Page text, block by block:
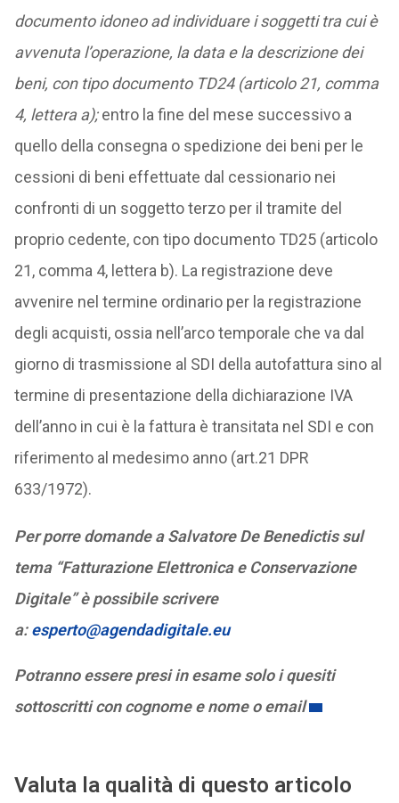
documento idoneo ad individuare i soggetti tra cui è
avvenuta l’operazione, la data e la descrizione dei
beni, con tipo documento TD24 (articolo 21, comma
4, lettera a);entro la fine del mese successivo a
quello della consegna o spedizione dei beni per le
cessioni di beni effettuate dal cessionario nei
confronti di un soggetto terzo per il tramite del
proprio cedente, con tipo documento TD25 (articolo
21, comma 4, lettera b). La registrazione deve
avvenire nel termine ordinario per la registrazione
degli acquisti, ossia nell’arco temporale che va dal
giorno di trasmissione al SDI della autofattura sino al
termine di presentazione della dichiarazione IVA
dell’anno in cui è la fattura è transitata nel SDI e con
riferimento al medesimo anno (art.21 DPR
633/1972).
Per porre domande a Salvatore De Benedictis sul
tema “Fatturazione Elettronica e Conservazione
Digitale” è possibile scrivere
a:esperto@agendadigitale.eu
Potranno essere presi in esame solo i quesiti
sottoscritti con cognome e nome o email
Valuta la qualità di questo articolo